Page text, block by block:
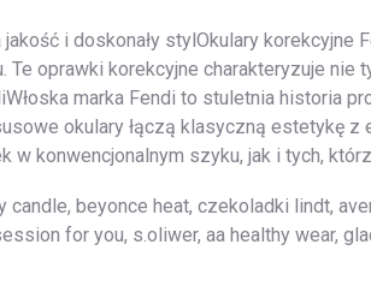
i doskonały stylOkulary
oprawki korekcyjne charakteryzuje
marka Fendi to stuletnia historia
okulary łączą klasyczną estetykę
w konwencjonalnym szyku, jak i tych,
beyonce heat, czekoladki lindt,
for you, s.oliwer, aa healthy wear,